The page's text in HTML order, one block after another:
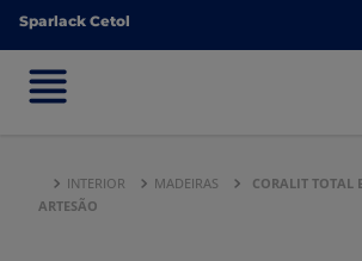
Sparlack Cetol
Sparlack Cetol
INTERIOR MADEIRAS
CORALIT TOTAL
ARTESÃO